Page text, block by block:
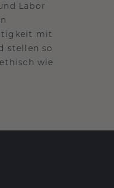
Labor
mit
stellen so
wie